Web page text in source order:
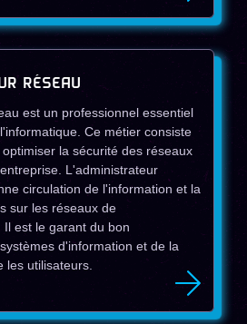
RÉSEAU
est un professionnel essentiel
Ce métier consiste
la sécurité des réseaux
L'administrateur
circulation de l'information et la
sur les réseaux de
est le garant du bon
d'information et de la
les utilisateurs.